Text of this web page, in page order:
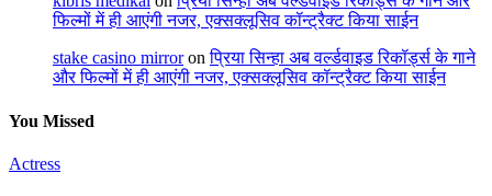
फिल्मों में ही आएंगी नजर, एक्सक्लूसिव कॉन्ट्रैक्ट किया साईन
stake casino mirroronप्रिया सिन्हा अब वर्ल्डवाइड रिकॉर्ड्स के गाने
और फिल्मों में ही आएंगी नजर, एक्सक्लूसिव कॉन्ट्रैक्ट किया साईन
You Missed
Actress